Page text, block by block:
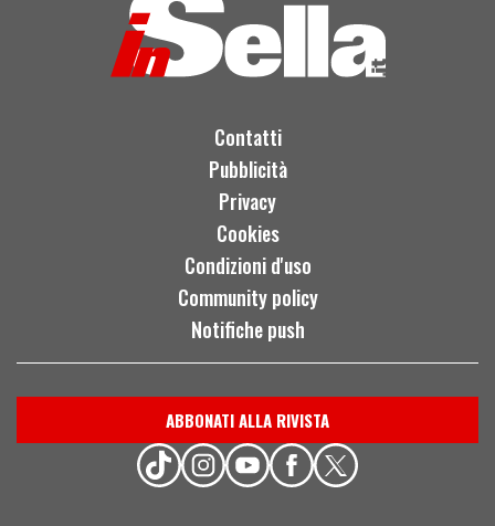
Contatti
Pubblicità
Privacy
Cookies
Condizioni d'uso
Community policy
Notifiche push
ABBONATI ALLA RIVISTA